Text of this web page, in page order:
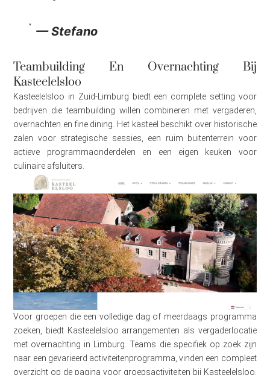
— Stefano
Teambuilding En Overnachting Bij
Kasteelelsloo
Kasteelelsloo in Zuid-Limburg biedt een complete setting voor
bedrijven die teambuilding willen combineren met vergaderen,
overnachten en fine dining. Het kasteel beschikt over historische
zalen voor strategische sessies, een ruim buitenterrein voor
actieve programmaonderdelen en een eigen keuken voor
culinaire afsluiters.
Voor groepen die een volledige dag of meerdaags programma
zoeken, biedt Kasteelelsloo arrangementen als vergaderlocatie
met overnachting in Limburg. Teams die specifiek op zoek zijn
naar een gevarieerd activiteitenprogramma, vinden een compleet
overzicht op de pagina voor groepsactiviteiten bij Kasteelelsloo